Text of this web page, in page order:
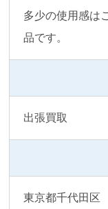
多少の使用感は
品です。
出張買取
東京都千代田区